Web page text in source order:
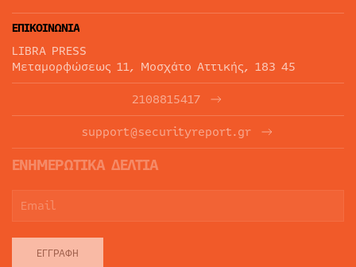
ΕΠΙΚΟΙΝΩΝΙΑ
LIBRA PRESS
Μεταμορφώσεως 11, Μοσχάτο Αττικής, 183 45
2108815417
support@securityreport.gr
ΕΝΗΜΕΡΩΤΙΚΑ ΔΕΛΤΙΑ
ΕΓΓΡΑΦΉ